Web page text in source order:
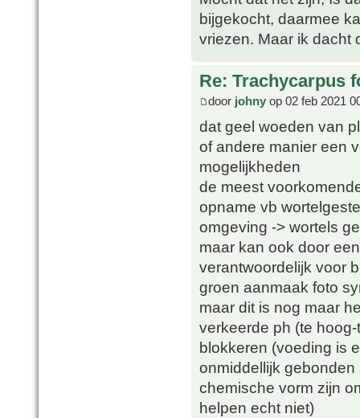
bijgekocht, daarmee
vriezen. Maar ik dacht
Re: Trachycarpus
door johny op 02 feb 2021
dat geel woeden van
of andere manier een
mogelijkheden
de meest
opname vb
omgeving -> wortels
maar kan ook door
verantwoordelijk voor
groen aanmaak foto
maar dit is nog maar
verkeerde ph (te
blokkeren (voeding is
onmiddellijk
chemische vorm zijn
helpen echt niet)